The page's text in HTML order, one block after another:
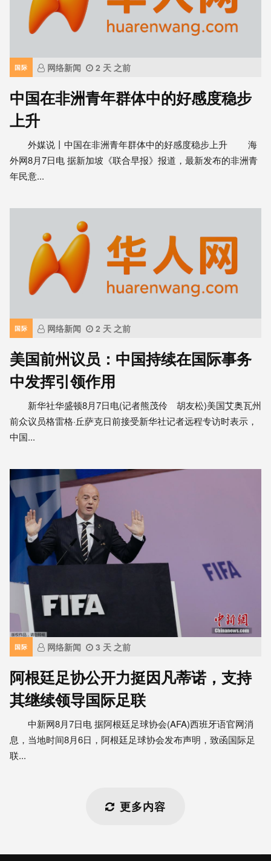
国际 网络新闻 2 天 之前
中国在非洲青年群体中的好感度稳步
上升
外媒说丨中国在非洲青年群体中的好感度稳步上升 海
外网8月7日电 据新加坡《联合早报》报道，最新发布的非洲青
年民意...
国际 网络新闻 2 天 之前
美国前州议员：中国持续在国际事务
中发挥引领作用
新华社华盛顿8月7日电(记者熊茂伶 胡友松)美国艾奥瓦州
前众议员格雷格·丘萨克日前接受新华社记者远程专访时表示，
中国...
国际 网络新闻 3 天 之前
阿根廷足协公开力挺因凡蒂诺，支持
其继续领导国际足联
中新网8月7日电 据阿根廷足球协会(AFA)西班牙语官网消
息，当地时间8月6日，阿根廷足球协会发布声明，致函国际足
联...
更多内容